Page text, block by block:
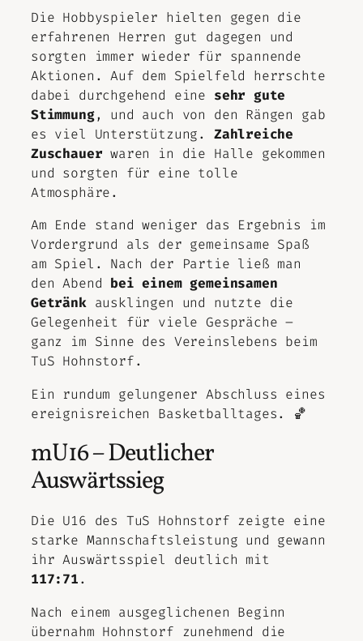
Die Hobbyspieler hielten gegen die
erfahrenen Herren gut dagegen und
sorgten immer wieder für spannende
Aktionen. Auf dem Spielfeld herrschte
dabei durchgehend eine sehr gute
Stimmung, und auch von den Rängen gab
es viel Unterstützung. Zahlreiche
Zuschauerwaren in die Halle gekommen
und sorgten für eine tolle
Atmosphäre.
Am Ende stand weniger das Ergebnis im
Vordergrund als der gemeinsame Spaß
am Spiel. Nach der Partie ließ man
den Abend bei einem gemeinsamen
Getränkausklingen und nutzte die
Gelegenheit für viele Gespräche –
ganz im Sinne des Vereinslebens beim
TuS Hohnstorf.
Ein rundum gelungener Abschluss eines
ereignisreichen Basketballtages. 🏀
mU16 – Deutlicher
Auswärtssieg
Die U16 des TuS Hohnstorf zeigte eine
starke Mannschaftsleistung und gewann
ihr Auswärtsspiel deutlich mit
117:71.
Nach einem ausgeglichenen Beginn
übernahm Hohnstorf zunehmend die